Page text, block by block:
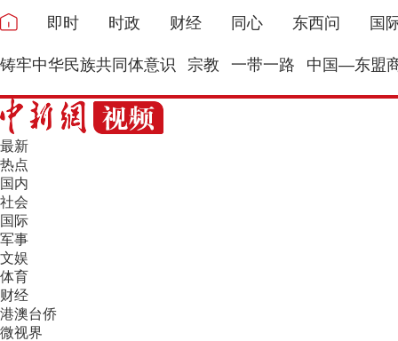
即时 时政 财经 同心 东西问 国
铸牢中华民族共同体意识 宗教 一带一路 中国—东盟
最新
热点
国内
社会
国际
军事
文娱
体育
财经
港澳台侨
微视界